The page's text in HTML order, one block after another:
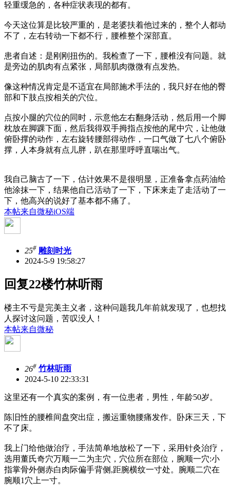
轻重缓急的，各种症状表现的都有。
今天这位算是比较严重的，是老婆扶着他过来的，整个人都动
不了，左右转动一下都不行，腰椎整个深部直。
患者自述：是刚刚扭伤的。我检查了一下，腰椎没有问题。就
是旁边的肌肉有点紧张，局部肌肉微微有点发热。
像这种情况肯定是不适宜在局部施术手法的，我只好在他的臀
部和下肢点按相关的穴位。
点按小腿的穴位的同时，示意他左右翻身活动，然后用一个脚
枕放在脚踝下面，然后我得双手拇指点按他的尾中穴，让他做
俯卧撑的动作，左右旋转腰部得动作，一口气做了七八个俯卧
撑，人本身就有点儿胖，趴在那里呼呼直喘出气。
我自己脑古了一下，估计效果不是很明显，正准备拿点药油给
他涂抹一下，结果他自己活动了一下，下床来走了走活动了一
下，他高兴的说好了基本都不痛了。
本帖来自微秘iOS端
25# 雕刻时光
2024-5-9 19:58:27
回复22楼竹林听雨
楼主不亏是完美主义者，这种问题我几年前就发现了，也想找
人探讨这问题，苦叹没人！
本帖来自微秘
26# 竹林听雨
2024-5-10 22:33:31
这里还有一个真实的案例，有一位患者，男性，年龄50岁。
陈旧性的腰椎间盘突出症，搬运重物腰痛发作。卧床三天，下
不了床。
我上门给他做治疗，手法简单地放松了一下，采用针灸治疗，
选用董氏奇穴万顺一二为主穴，穴位所在部位，腕顺一穴:小
指掌骨外侧赤白肉际偏手背侧,距腕横纹一寸处。腕顺二穴在
腕顺1穴上一寸。